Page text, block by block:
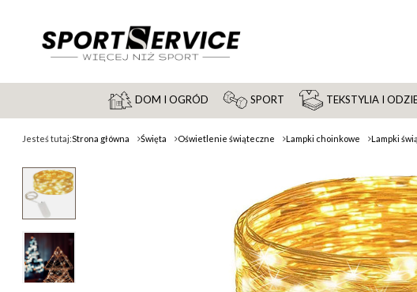
DOM I OGRÓD SPORT TEKSTYLIA I
Jesteś tutaj:Strona główna Święta Oświetlenie świąteczne Lampki choinkowe Lampki